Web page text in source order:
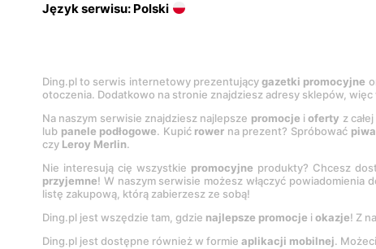
Język serwisu: Polski
Ding.pl to serwis internetowy prezentującygazetki promocyjne
otoczenia. Dodatkowo na stronie znajdziesz adresy sklepów,
Na naszym serwisie znajdziesz najlepsze promocje ioferty z
lub panele podłogowe. Kupić rower na prezent? Spróbować piwa
czy Leroy Merlin.
Nie interesują cię wszystkie promocyjne produkty? Chcesz
przyjemne! W naszym serwisie możesz włączyć powiadomienia
listę zakupową, którą zabierzesz ze sobą!
Ding.pl jest wszędzie tam, gdzie najlepsze promocje i okazje! Z
Ding.pl jest dostępne również w formie aplikacji mobilnej.